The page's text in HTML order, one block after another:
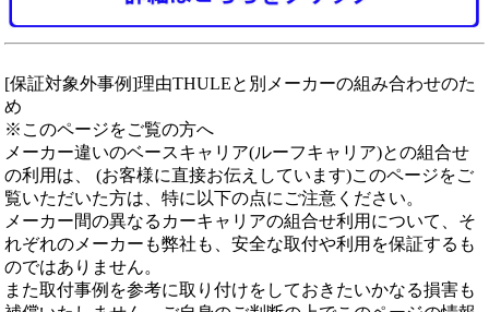
[保証対象外事例]理由THULEと別メーカーの組み合わせのた
め
※このページをご覧の方へ
メーカー違いのベースキャリア(ルーフキャリア)との組合せ
の利用は、 (お客様に直接お伝えしています)このページをご
覧いただいた方は、特に以下の点にご注意ください。
メーカー間の異なるカーキャリアの組合せ利用について、そ
れぞれのメーカーも弊社も、安全な取付や利用を保証するも
のではありません。
また取付事例を参考に取り付けをしておきたいかなる損害も